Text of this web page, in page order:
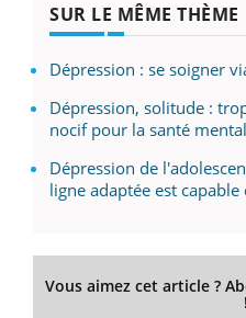
SUR LE MÊME THÈME
Dépression : se soigner
Dépression, solitude :
nocif pour la santé
Dépression de
ligne adaptée est
Vous aimez cet article ?
!